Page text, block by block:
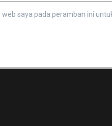
saya pada peramban ini